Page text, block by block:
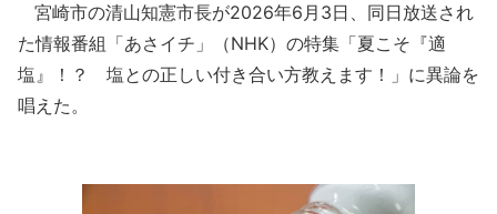
宮崎市の清山知憲市長が2026年6月3日、同日放送され
た情報番組「あさイチ」（NHK）の特集「夏こそ『適
塩』！？ 塩との正しい付き合い方教えます！」に異論を
唱えた。